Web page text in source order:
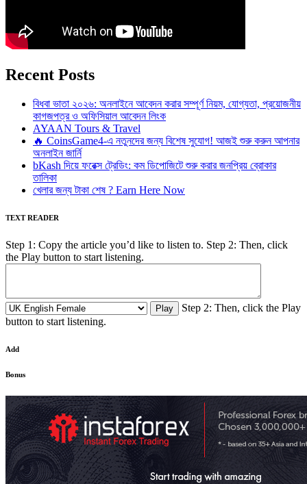
Recent Posts
বিধবা ভাতা ২০২৬: অনলাইনে আবেদন করার সম্পূর্ণ নিয়ম, যোগ্যতা, প্রয়োজনীয়
কাগজপত্র ও অফিসিয়াল আবেদন লিংক
AYAAN Tours & Travel
🔥 CoinsGame4-এ নতুনদের জন্য বিশেষ সুযোগ! আজই শুরু করুন আপনার
অনলাইন জার্নি
bKash দিয়ে ফরেক্স ট্রেডিং: কম ডিপোজিটে শুরু করার জনপ্রিয় ব্রোকার
তালিকা
খেলার জন্য টাকা শেষ ? Earn Here Now
TEXT READER
Step 1: Copy the article you’d like to listen to. Step 2: Then, click
the Play button to start listening.
Step 2: Then, click the Play
button to start listening.
Add
Bonus